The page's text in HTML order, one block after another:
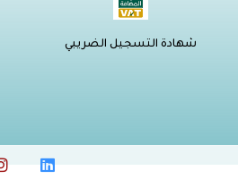
شهادة التسجيل الضريبي
I
n
L